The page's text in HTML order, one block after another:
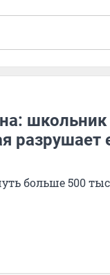
школьник
разрушает
больше 500